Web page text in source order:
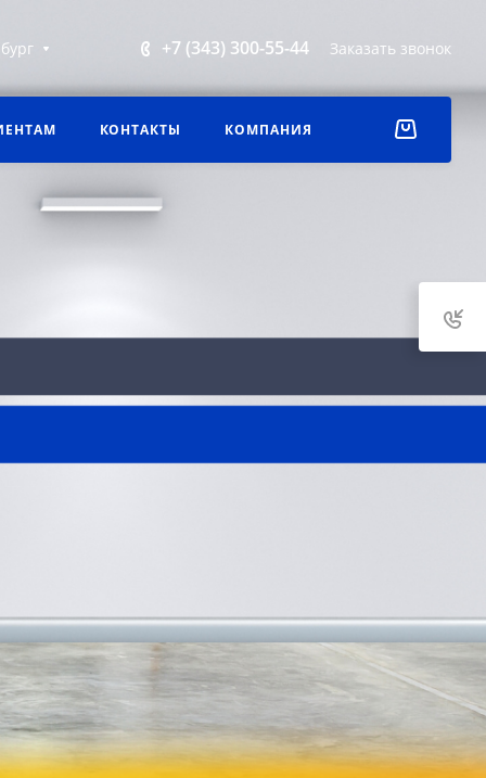
+7 (343) 300-55-44 Заказать звонок
КОНТАКТЫ КОМПАНИЯ